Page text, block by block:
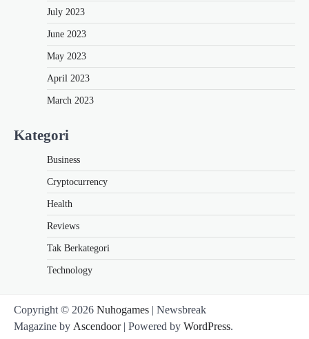
July 2023
June 2023
May 2023
April 2023
March 2023
Kategori
Business
Cryptocurrency
Health
Reviews
Tak Berkategori
Technology
Copyright © 2026 Nuhogames | Newsbreak
Magazine by Ascendoor| Powered by WordPress.